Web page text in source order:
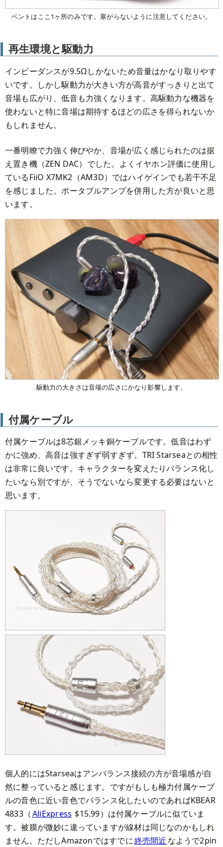
ベントはここ1ヶ所のみです。塞がらないように注意してください。
再生環境と駆動力
インピーダンスが9.5Ωしかないため音量はかなり取りやす
いです。しかし駆動力が大きい方が高音がすっきりと出て
音場も広がり、低音も力強くなります。高駆動力な機器を
使わないと特に音場は期待するほどの広さを得られないか
もしれません。
一番明瞭で力強く伸びやか、音場が広く感じられたのは据
え置き機（ZEN DAC）でした。よくイヤホン評価に使用し
ているFiiO X7MK2（AM3D）ではハイゲインでも若干不足
を感じました。ポータブルアンプを併用した方が良いと思
います。
駆動力の大きさは音場の広さにかなり影響します。
付属ケーブル
付属ケーブルは8芯銀メッキ銅ケーブルです。低音はわず
かに強め、高音は強すぎず弱すぎず。TRI Starseaとの相性
は非常に良いです。キャラクターを変えたりバランス化し
たいなら別ですが、そうでないなら変更する必要はないと
思います。
個人的にはStarseaはアンバランス接続の方が音場感が自
然に整っていると感じます。ですがもしも極力付属ケーブ
ルの音色に近い音色でバランス化したいのであればKBEAR
4833（AliExpress $15.99）は付属ケーブルに似ていま
す。被膜が微妙に違っていますが線材は同じなのかもしれ
ません。ただしAmazonではすでに終売間近 なようで2pin